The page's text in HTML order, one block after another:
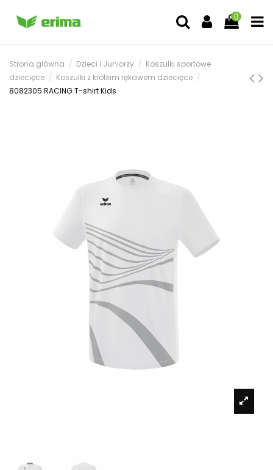
0
Strona główna Dzieci i Juniorzy
Koszulki sportowe
dziecięce
Koszulki z krótkim rękawem dziecięce
8082305 RACING T-shirt Kids